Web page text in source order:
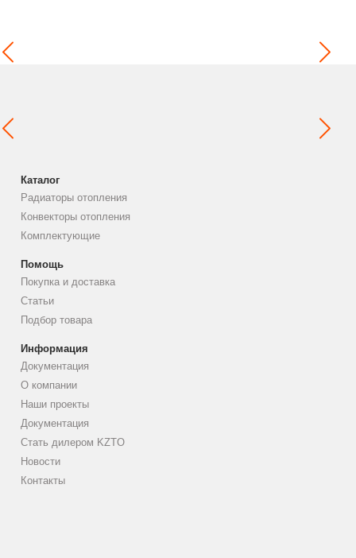
Каталог
Радиаторы отопления
Конвекторы отопления
Комплектующие
Помощь
Покупка и доставка
Статьи
Подбор товара
Информация
Документация
О компании
Наши проекты
Документация
Стать дилером KZTO
Новости
Контакты